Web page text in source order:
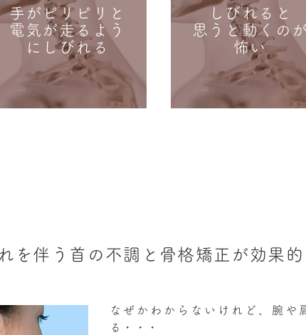
手がピリピリと
電気が走るよう
にしびれる
しびれると
思うと動くのが
怖い
を伴う首の不調と骨格矯正が効果
なぜかわからないけれど、腕や
る・・・